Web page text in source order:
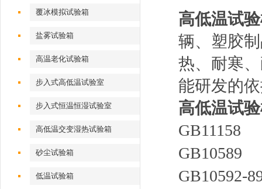
覆冰模拟试验箱
盐雾试验箱
高温老化试验箱
步入式高低温试验室
步入式恒温恒湿试验室
高低温交变湿热试验箱
砂尘试验箱
低温试验箱
高低温试
辆、塑胶
热、耐寒
能研发的
高低温试